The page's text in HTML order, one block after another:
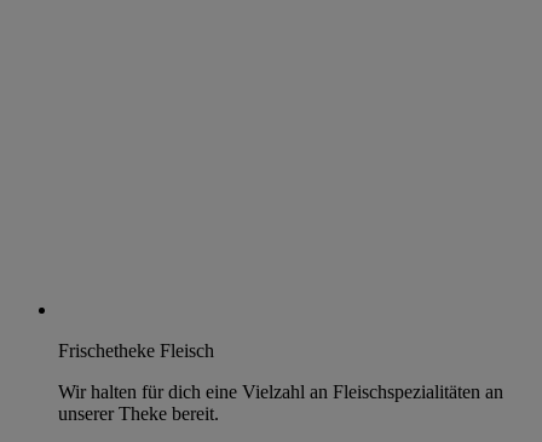
Frischetheke Fleisch
Wir halten für dich eine Vielzahl an Fleischspezialitäten an
unserer Theke bereit.